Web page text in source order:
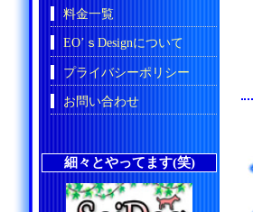
料金一覧
EO’ｓDesignについて
プライバシーポリシー
お問い合わせ
細々とやってます(笑)